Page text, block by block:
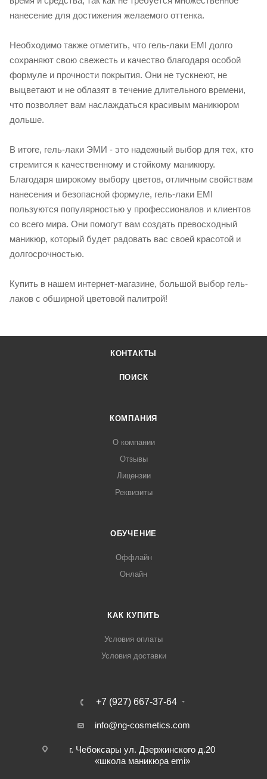
нанесение для достижения желаемого оттенка.
Необходимо также отметить, что гель-лаки EMI долго
сохраняют свою свежесть и качество благодаря особой
формуле и прочности покрытия. Они не тускнеют, не
выцветают и не облазят в течение длительного времени,
что позволяет вам наслаждаться красивым маникюром
дольше.
В итоге, гель-лаки ЭМИ - это надежный выбор для тех, кто
стремится к качественному и стойкому маникюру.
Благодаря широкому выбору цветов, отличным свойствам
нанесения и безопасной формуле, гель-лаки EMI
пользуются популярностью у профессионалов и клиентов
со всего мира. Они помогут вам создать превосходный
маникюр, который будет радовать вас своей красотой и
долгосрочностью.
Купить в нашем интернет-магазине, большой выбор гель-
лаков с обширной цветовой палитрой!
КОНТАКТЫ
ПОИСК
КОМПАНИЯ
О компании
Отзывы
Лицензии
Реквизиты
ОБУЧЕНИЕ
Оффлайн
Онлайн
КАК КУПИТЬ
Условия оплаты
Условия доставки
+7 (927) 667-37-64
info@ng-cosmetics.com
г. Чебоксары ул. Дзержинского д.20
«школа маникюра emi»